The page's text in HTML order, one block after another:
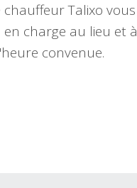
chauffeur Talixo vous
charge au lieu et à
convenue.